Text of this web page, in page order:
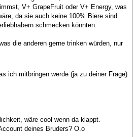
V+ GrapeFruit oder V+ Energy, was
da sie auch keine 100% Biere sind
schmecken könnten.
die anderen gerne trinken würden, nur
ich mitbringen werde (ja zu deiner Frage)
wäre cool wenn da klappt.
deines Bruders? O.o